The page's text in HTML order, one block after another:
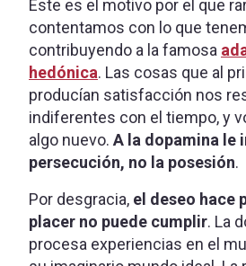
Este es el motivo por el que
contentamos con lo que
contribuyendo a la famosa
hedónica. Las cosas que al
producían satisfacción nos
indiferentes con el tiempo, y
algo nuevo. A la dopamina le
persecución, no la posesión.
Por desgracia, el deseo hace
placer no puede cumplir. La
procesa experiencias en el